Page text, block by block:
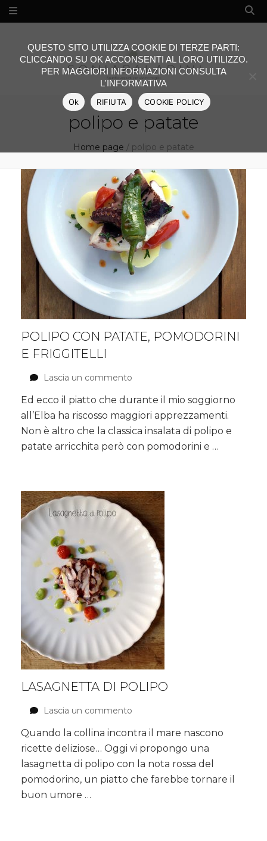
polipo e patate
Home page / polipo e patate
POLIPO CON PATATE, POMODORINI
E FRIGGITELLI
Lascia un commento
con
patate,
pomodorini
friggitelli
Ed ecco il piatto che durante il mio soggiorno
all’Elba ha riscosso maggiori apprezzamenti.
Non è altro che la classica insalata di polipo e
patate arricchita però con pomodorini e …
LASAGNETTA DI POLIPO
Lascia un commento
di
Polipo
Quando la collina incontra il mare nascono
ricette deliziose… Oggi vi propongo una
lasagnetta di polipo con la nota rossa del
pomodorino, un piatto che farebbe tornare il
buon umore …
QUESTO SITO UTILIZZA COOKIE DI TERZE PARTI:
CLICCANDO SU OK ACCONSENTI AL LORO UTILIZZO.
PER MAGGIORI INFORMAZIONI CONSULTA
L'INFORMATIVA
Ok RIFIUTA COOKIE POLICY